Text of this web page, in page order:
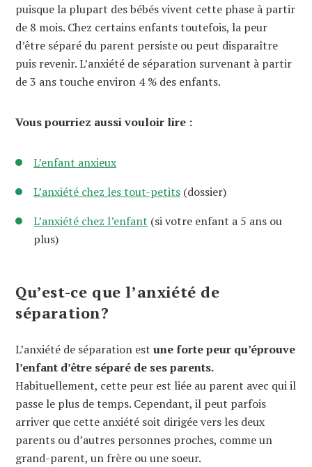
puisque la plupart des bébés vivent cette phase à partir
de 8 mois. Chez certains enfants toutefois, la peur
d’être séparé du parent persiste ou peut disparaître
puis revenir. L’anxiété de séparation survenant à partir
de 3 ans touche environ 4 % des enfants.
Vous pourriez aussi vouloir lire :
L’enfant anxieux
L’anxiété chez les tout-petits (dossier)
L’anxiété chez l’enfant (si votre enfant a 5 ans ou
plus)
Qu’est-ce que l’anxiété de
séparation?
L’anxiété de séparation est une forte peur qu’éprouve
l’enfant d’être séparé de ses parents.
Habituellement, cette peur est liée au parent avec qui il
passe le plus de temps. Cependant, il peut parfois
arriver que cette anxiété soit dirigée vers les deux
parents ou d’autres personnes proches, comme un
grand-parent, un frère ou une soeur.